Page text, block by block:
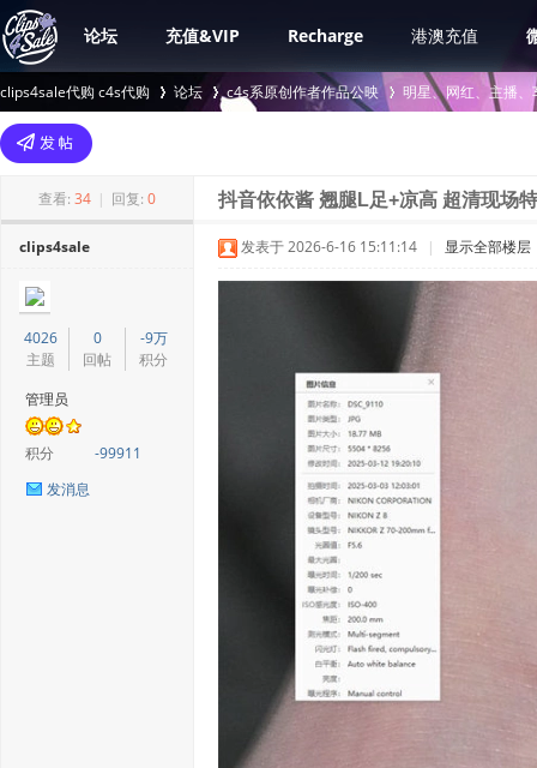
论坛 充值&VIP Recharge 港澳充值
clips4sale代购 c4s代购
>
论坛 c4s系原创作者作品公映
›
明星、网红、主播
查看: 34 | 回复: 0 抖音依依酱 翘腿L足+凉高 超清现场
clips4sale
4026
主题
0
回帖
-9万
积分
管理员
积分
-99911
发消息
发表于 2026-6-16 15:11:14 | 显示全部楼层